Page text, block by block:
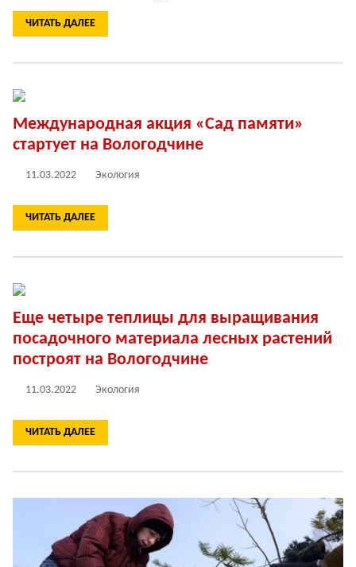
ЧИТАТЬ ДАЛЕЕ
Международная акция «Сад памяти»
стартует на Вологодчине
11.03.2022 Экология
ЧИТАТЬ ДАЛЕЕ
Еще четыре теплицы для выращивания
посадочного материала лесных растений
построят на Вологодчине
11.03.2022 Экология
ЧИТАТЬ ДАЛЕЕ